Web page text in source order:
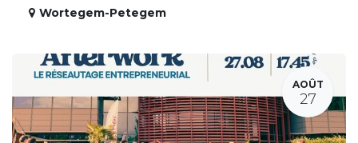
Wortegem-Petegem
AOÛT
27